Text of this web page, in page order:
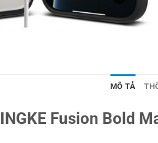
MÔ TẢ
Fusion Bold